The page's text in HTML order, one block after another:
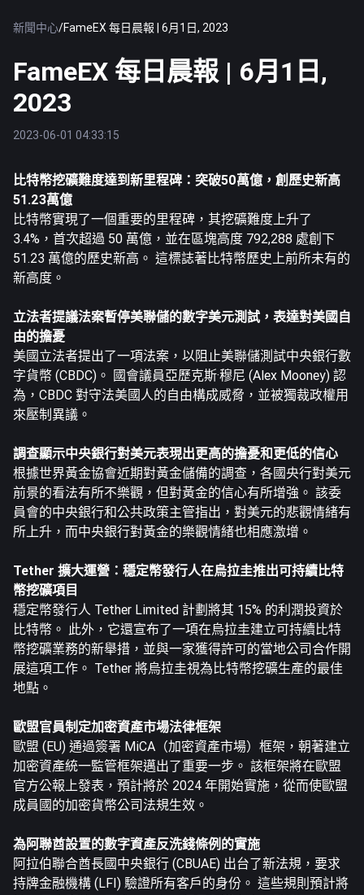
新聞中心/FameEX 每日晨報 | 6月1日, 2023
FameEX 每日晨報 | 6月1日,
2023
2023-06-01 04:33:15
比特幣挖礦難度達到新里程碑：突破50萬億，創歷史新高
51.23萬億
比特幣實現了一個重要的里程碑，其挖礦難度上升了
3.4%，首次超過 50 萬億，並在區塊高度 792,288 處創下
51.23 萬億的歷史新高。 這標誌著比特幣歷史上前所未有的
新高度。
立法者提議法案暫停美聯儲的數字美元測試，表達對美國自
由的擔憂
美國立法者提出了一項法案，以阻止美聯儲測試中央銀行數
字貨幣 (CBDC)。 國會議員亞歷克斯·穆尼 (Alex Mooney) 認
為，CBDC 對守法美國人的自由構成威脅，並被獨裁政權用
來壓制異議。
調查顯示中央銀行對美元表現出更高的擔憂和更低的信心
根據世界黃金協會近期對黃金儲備的調查，各國央行對美元
前景的看法有所不樂觀，但對黃金的信心有所增強。 該委
員會的中央銀行和公共政策主管指出，對美元的悲觀情緒有
所上升，而中央銀行對黃金的樂觀情緒也相應激增。
Tether 擴大運營：穩定幣發行人在烏拉圭推出可持續比特
幣挖礦項目
穩定幣發行人 Tether Limited 計劃將其 15% 的利潤投資於
比特幣。 此外，它還宣布了一項在烏拉圭建立可持續比特
幣挖礦業務的新舉措，並與一家獲得許可的當地公司合作開
展這項工作。 Tether 將烏拉圭視為比特幣挖礦生產的最佳
地點。
歐盟官員制定加密資產市場法律框架
歐盟 (EU) 通過簽署 MiCA（加密資產市場）框架，朝著建立
加密資產統一監管框架邁出了重要一步。 該框架將在歐盟
官方公報上發表，預計將於 2024 年開始實施，從而使歐盟
成員國的加密貨幣公司法規生效。
為阿聯酋設置的數字資產反洗錢條例的實施
阿拉伯聯合酋長國中央銀行 (CBUAE) 出台了新法規，要求
持牌金融機構 (LFI) 驗證所有客戶的身份。 這些規則預計將